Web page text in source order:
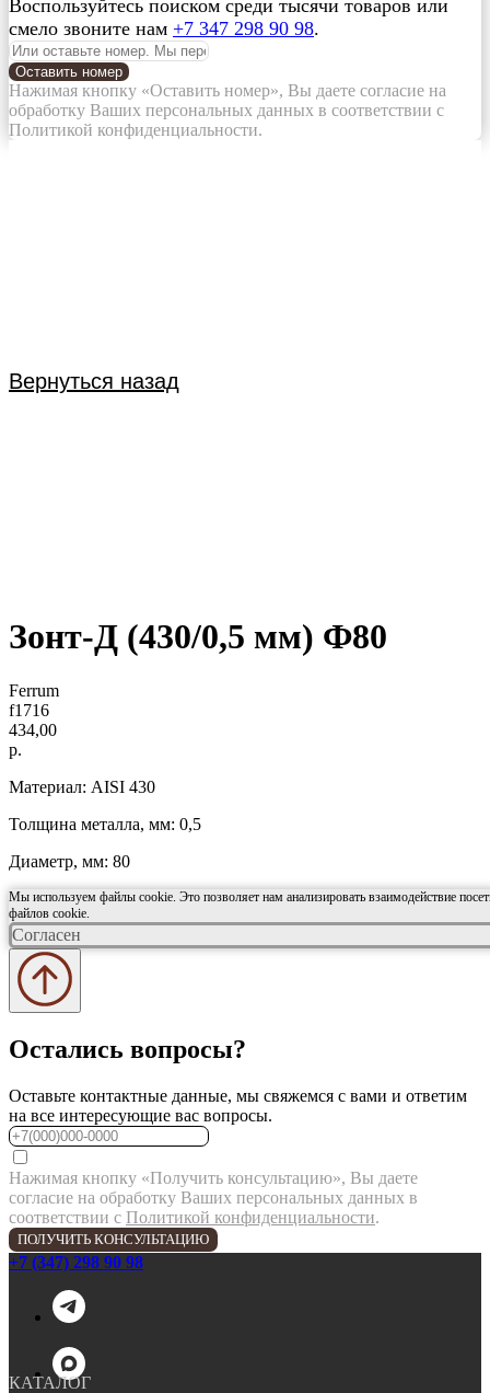
Воспользуйтесь поиском среди тысячи товаров или
смело звоните нам +7 347 298 90 98.
Оставить номер
Нажимая кнопку «Оставить номер», Вы даете согласие на
обработку Ваших персональных данных в соответствии с
Политикой конфиденциальности.
Вернуться назад
Зонт-Д (430/0,5 мм) Ф80
Ferrum
f1716
434,00
р.
Материал: AISI 430
Толщина металла, мм: 0,5
Диаметр, мм: 80
Мы используем файлы cookie. Это позволяет нам анализировать взаимодействие
файлов cookie.
Согласен
Остались вопросы?
Оставьте контактные данные, мы свяжемся с вами и ответим
на все интересующие вас вопросы.
Нажимая кнопку «Получить консультацию», Вы даете
согласие на обработку Ваших персональных данных в
соответствии с Политикой конфиденциальности.
ПОЛУЧИТЬ КОНСУЛЬТАЦИЮ
+7 (347) 298 90 98
КАТАЛОГ